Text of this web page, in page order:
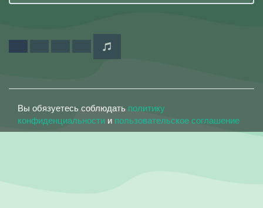
Вы обязуетесь соблюдать политику
конфиденциальности и пользовательское соглашение